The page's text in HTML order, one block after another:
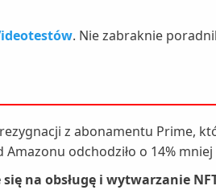
. Nie zabraknie
z abonamentu Prime,
odchodziło o 14%
na obsługę i wytwarzanie